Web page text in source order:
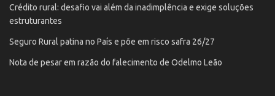
Crédito rural: desafio vai além da inadimplência e exige soluções
estruturantes
Seguro Rural patina no País e põe em risco safra 26/27
Nota de pesar em razão do falecimento de Odelmo Leão